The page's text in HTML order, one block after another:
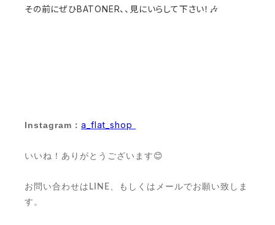
その前にぜひBATONER、、見にいらして下さい！🎶
Instagram： a_flat_shop
いいね！ありがとうございます😊
お問い合わせはLINE、もしくはメールでお願い致しま
す。